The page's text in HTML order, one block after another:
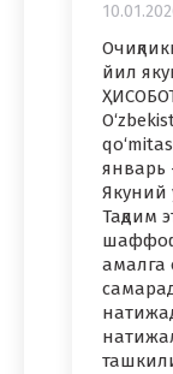
йил
январь
Якуний
Тақдим